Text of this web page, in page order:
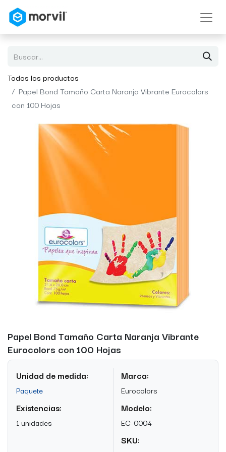
Todos los productos
Papel Bond Tamaño Carta Naranja Vibrante Eurocolors
con 100 Hojas
Papel Bond Tamaño Carta Naranja Vibrante
Eurocolors con 100 Hojas
Unidad de medida:
Paquete
Existencias:
1 unidades
Marca:
Eurocolors
Modelo:
EC-0004
SKU: